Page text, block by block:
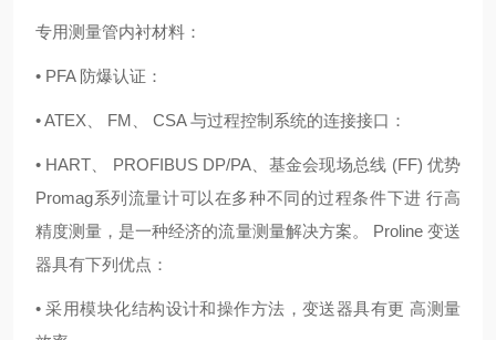
专用测量管内衬材料：
• PFA 防爆认证：
• ATEX、 FM、 CSA 与过程控制系统的连接接口：
• HART、 PROFIBUS DP/PA、基金会现场总线 (FF) 优势
Promag系列流量计可以在多种不同的过程条件下进 行高
精度测量，是一种经济的流量测量解决方案。 Proline 变送
器具有下列优点：
• 采用模块化结构设计和操作方法，变送器具有更 高测量